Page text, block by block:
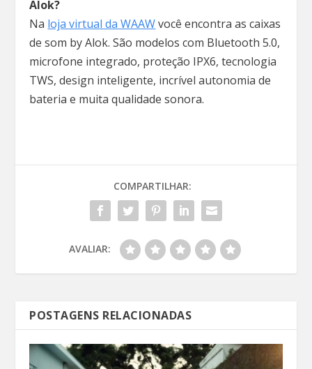
Alok?
Na loja virtual da WAAWvocê encontra as caixas
de som by Alok. São modelos com Bluetooth 5.0,
microfone integrado, proteção IPX6, tecnologia
TWS, design inteligente, incrível autonomia de
bateria e muita qualidade sonora.
COMPARTILHAR:
AVALIAR:
POSTAGENS RELACIONADAS